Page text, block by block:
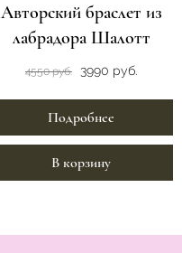
Авторский браслет из
лабрадора Шалотт
4550 руб. 3990 руб.
Подробнее
В корзину